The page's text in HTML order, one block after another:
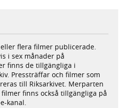
flera filmer publicerade.
i sex månader på
finns de tillgängliga i
Pressträffar och filmer som
till Riksarkivet. Merparten
finns också tillgängliga på
kanal.